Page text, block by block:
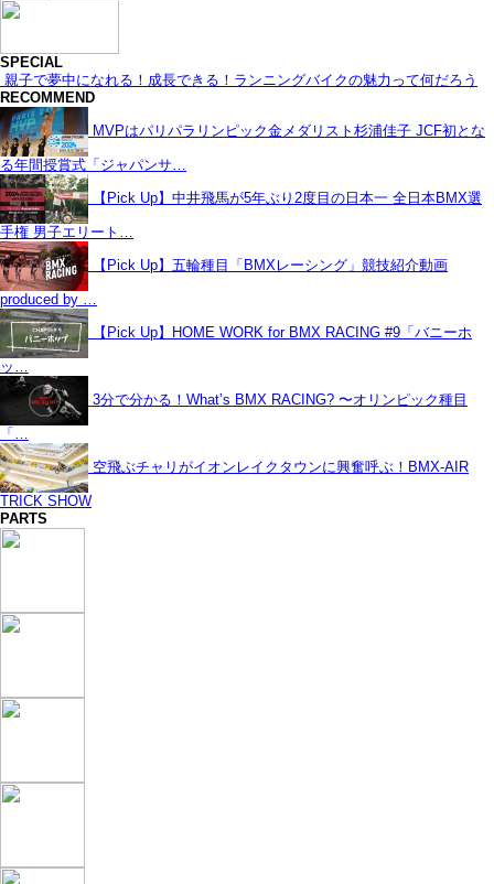
SPECIAL
親子で夢中になれる！成長できる！ランニングバイクの魅力って何だろう
RECOMMEND
MVPはパリパラリンピック金メダリスト杉浦佳子 JCF初とな
る年間授賞式「ジャパンサ…
【Pick Up】中井飛馬が5年ぶり2度目の日本一 全日本BMX選
手権 男子エリート…
【Pick Up】五輪種目「BMXレーシング」競技紹介動画
produced by …
【Pick Up】HOME WORK for BMX RACING #9「バニーホ
ッ…
3分で分かる！What’s BMX RACING? 〜オリンピック種目
「…
空飛ぶチャリがイオンレイクタウンに興奮呼ぶ！BMX-AIR
TRICK SHOW
PARTS